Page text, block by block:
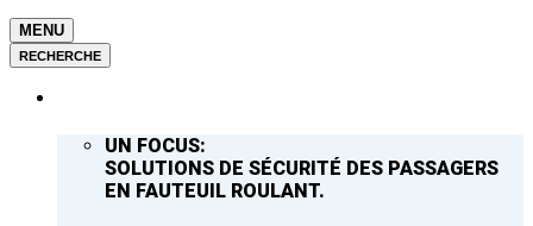
MENU
RECHERCHE
UN FOCUS:
SOLUTIONS DE SÉCURITÉ DES PASSAGERS
EN FAUTEUIL ROULANT.